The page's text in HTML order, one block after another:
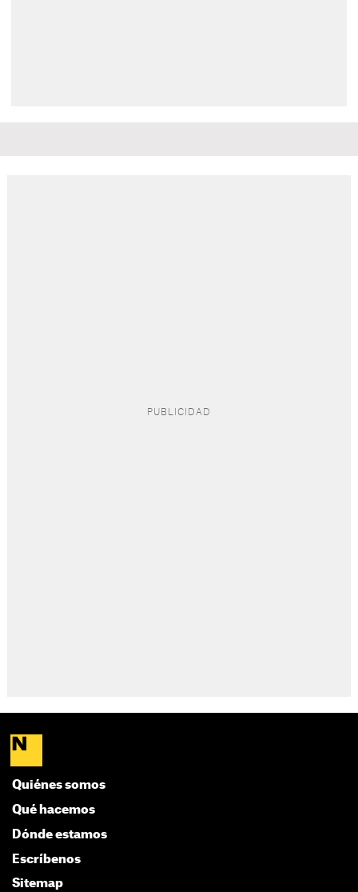
Quiénes somos
Qué hacemos
Dónde estamos
Escríbenos
Sitemap